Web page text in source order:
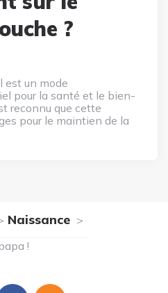
?
est un mode
pour la santé et le bien-
reconnu que cette
pour le maintien de la
Naissance
!